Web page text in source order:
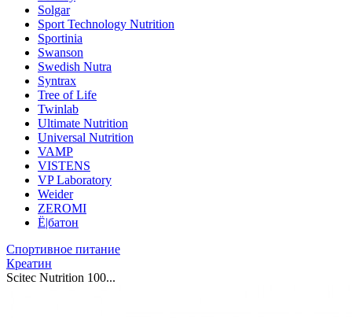
Solgar
Sport Technology Nutrition
Sportinia
Swanson
Swedish Nutra
Syntrax
Tree of Life
Twinlab
Ultimate Nutrition
Universal Nutrition
VAMP
VISTENS
VP Laboratory
Weider
ZEROMI
Ё|батон
Спортивное питание
Креатин
Scitec Nutrition 100...